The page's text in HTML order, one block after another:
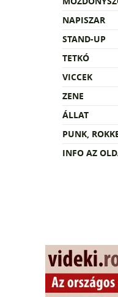
NAPISZAR
STAND-UP
TETKÓ
VICCEK
ZENE
ÁLLAT
PUNK,
INFO AZ